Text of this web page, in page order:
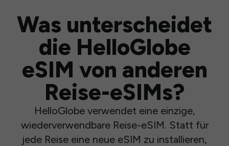
Was unterscheidet
die HelloGlobe
eSIM von anderen
Reise-eSIMs?
HelloGlobe verwendet eine einzige,
wiederverwendbare Reise-eSIM. Statt für
jede Reise eine neue eSIM zu installieren,